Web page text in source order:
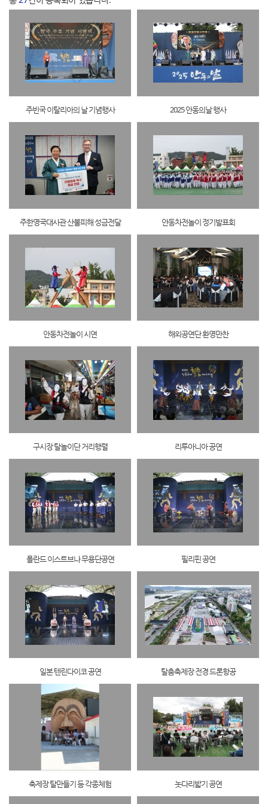
주빈국 이탈리아의 날 기념행사 2025 안동의날 행사
주한영국대사관 산불피해 성금전달 안동차전놀이 정기발표회
안동차전놀이 시연 해외공연단 환영만찬
구시장 탈놀이단 거리행렬 리투아니아 공연
폴란드 이스트브나 무용단공연 필리핀 공연
일본 텐린다이코 공연 탈춤축제장 전경 드론항공
축제장 탈만들기 등 각종체험 놋다리밟기 공연